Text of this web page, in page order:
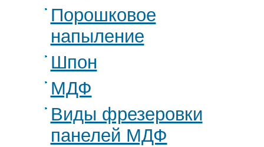
Порошковое
напыление
Шпон
МДФ
Виды фрезеровки
панелей МДФ